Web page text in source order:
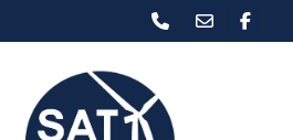
til
hovedindhold